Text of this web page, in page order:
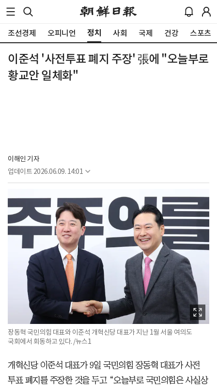
조선경제 오피니언 정치 사회 국제 건강 스포츠
이준석 '사전투표 폐지 주장' 張에 "오늘부로
황교안 일체화"
이해인 기자
업데이트 2026.06.09. 14:01
장동혁 국민의힘 대표와 이준석 개혁신당 대표가 지난 1월 서울 여의도
국회에서 회동하고 있다. /뉴스1
개혁신당 이준석 대표가 9일 국민의힘 장동혁 대표가 사전
투표 폐지를 주장한 것을 두고 “오늘부로 국민의힘은 사실상